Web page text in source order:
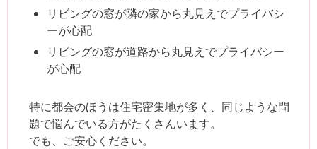
リビングの窓が隣の家から丸見えでプライバシ
ーが心配
リビングの窓が道路から丸見えでプライバシー
が心配
特に都会のほうは住宅密集地が多く、同じような問
題で悩んでいる方がたくさんいます。
でも、ご安心ください。